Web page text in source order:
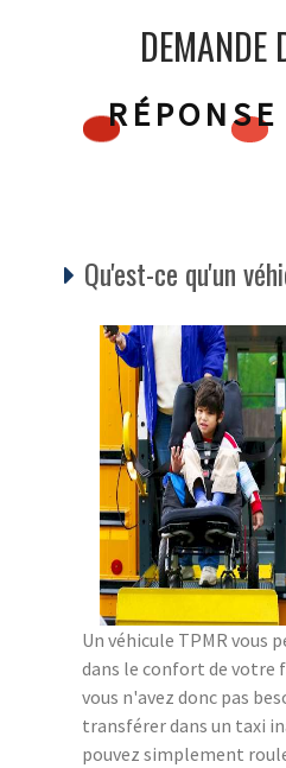
DEMANDE
Qu'est-ce qu'un
Un véhicule TPMR vous
dans le confort de votre
vous n'avez donc pas
transférer dans un taxi
pouvez simplement